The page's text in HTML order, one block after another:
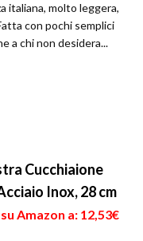
italiana, molto leggera,
con pochi semplici
a chi non desidera...
Cucchiaione
Inox, 28 cm
Amazon a: 12,53€